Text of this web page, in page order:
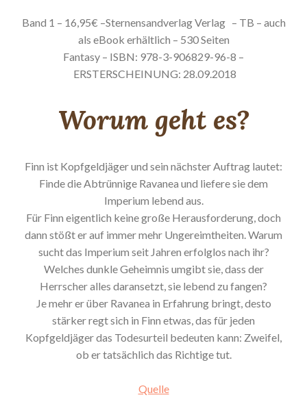
Band 1 – 16,95€ –Sternensandverlag Verlag – TB – auch
als eBook erhältlich – 530 Seiten
Fantasy – ISBN: 978-3-906829-96-8 –
ERSTERSCHEINUNG: 28.09.2018
Worum geht es?
Finn ist Kopfgeldjäger und sein nächster Auftrag lautet:
Finde die Abtrünnige Ravanea und liefere sie dem
Imperium lebend aus.
Für Finn eigentlich keine große Herausforderung, doch
dann stößt er auf immer mehr Ungereimtheiten. Warum
sucht das Imperium seit Jahren erfolglos nach ihr?
Welches dunkle Geheimnis umgibt sie, dass der
Herrscher alles daransetzt, sie lebend zu fangen?
Je mehr er über Ravanea in Erfahrung bringt, desto
stärker regt sich in Finn etwas, das für jeden
Kopfgeldjäger das Todesurteil bedeuten kann: Zweifel,
ob er tatsächlich das Richtige tut.
Quelle